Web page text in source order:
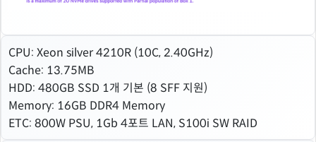
CPU: Xeon silver 4210R (10C, 2.40GHz)
Cache: 13.75MB
HDD: 480GB SSD 1개 기본 (8 SFF 지원)
Memory: 16GB DDR4 Memory
ETC: 800W PSU, 1Gb 4포트 LAN, S100i SW RAID